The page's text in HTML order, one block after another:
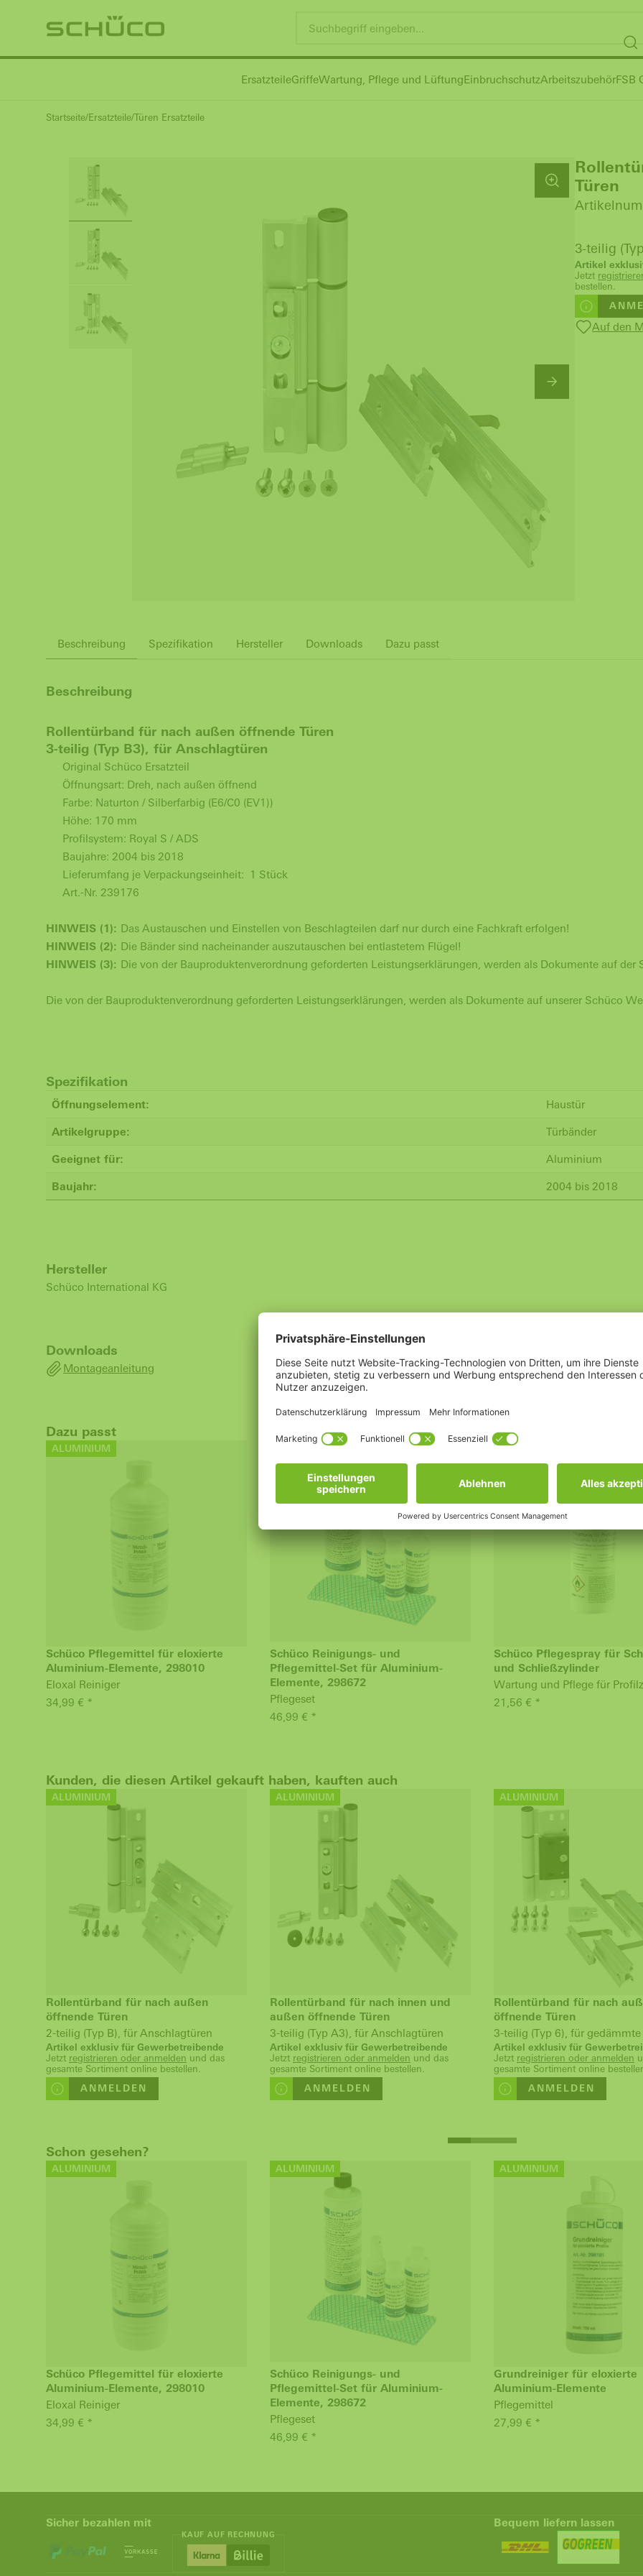
ErsatzteileGriffeWartung, Pflege und LüftungEinbruchschutzArbeitszubehörFSB
Startseite Ersatzteile Türen Ersatzteile
Türen
3-teilig
Artikel
Jetzt
bestellen.
Auf den
Beschreibung Spezifikation Hersteller Downloads Dazu passt
Beschreibung
Rollentürband für nach außen öffnende Türen
3-teilig (Typ B3), für Anschlagtüren
Original Schüco Ersatzteil
Öffnungsart: Dreh, nach außen öffnend
Farbe: Naturton / Silberfarbig (E6/C0 (EV1))
Höhe: 170 mm
Profilsystem: Royal S / ADS
Baujahre: 2004 bis 2018
Lieferumfang je Verpackungseinheit: 1 Stück
Art.-Nr. 239176
HINWEIS (1): Das Austauschen und Einstellen von Beschlagteilen darf nur durch eine Fachkraft erfolgen!
HINWEIS (2): Die Bänder sind nacheinander auszutauschen bei entlastetem Flügel!
HINWEIS (3): Die von der Bauproduktenverordnung geforderten Leistungserklärungen, werden als Dokumente auf
Die von der Bauproduktenverordnung geforderten Leistungserklärungen, werden als Dokumente auf unserer Schüco
Spezifikation
Öffnungselement: Haustür
Artikelgruppe: Türbänder
Geeignet für: Aluminium
Baujahr: 2004 bis 2018
Hersteller
Schüco International KG
Downloads
Montageanleitung
Dazu passt
ALUMINIUM
Schüco Pflegemittel für eloxierte
Aluminium-Elemente, 298010
Eloxal Reiniger
34,99 € *
ALUMINIUM
Schüco Reinigungs- und
Pflegemittel-Set für Aluminium-
Elemente, 298672
Pflegeset
46,99 € *
KUNSTSTOFF
Schüco Pflegespray für
und Schließzylinder
Wartung und Pflege für
21,56 € *
Kunden, die diesen Artikel gekauft haben, kauften auch
ALUMINIUM
Rollentürband für nach außen
öffnende Türen
2-teilig (Typ B), für Anschlagtüren
Artikel exklusiv für Gewerbetreibende
Jetzt registrieren oder anmelden und das
gesamte Sortiment online bestellen.
ANMELDEN
ALUMINIUM
Rollentürband für nach innen und
außen öffnende Türen
3-teilig (Typ A3), für Anschlagtüren
Artikel exklusiv für Gewerbetreibende
Jetzt registrieren oder anmelden und das
gesamte Sortiment online bestellen.
ANMELDEN
ALUMINIUM
Rollentürband für nach
öffnende Türen
3-teilig (Typ 6), für gedämmte
Artikel exklusiv für
Jetzt registrieren oder anmelden
gesamte Sortiment online
ANMELDEN
Schon gesehen?
ALUMINIUM
Schüco Pflegemittel für eloxierte
Aluminium-Elemente, 298010
Eloxal Reiniger
34,99 € *
ALUMINIUM
Schüco Reinigungs- und
Pflegemittel-Set für Aluminium-
Elemente, 298672
Pflegeset
46,99 € *
ALUMINIUM
Grundreiniger für eloxierte
Aluminium-Elemente
Pflegemittel
27,99 € *
Sicher bezahlen mit
KAUF AUF RECHNUNG
Bequem liefern lassen